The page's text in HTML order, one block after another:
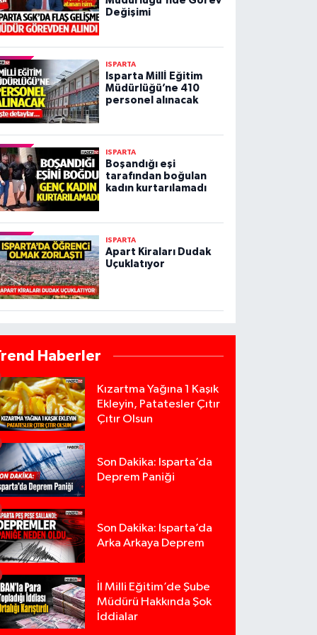
Değişimi
ISPARTA
Isparta Millİ Eğitim
Müdürlüğü’ne 410
personel alınacak
ISPARTA
Boşandığı eşi
tarafından boğulan
kadın kurtarılamadı
ISPARTA
Apart Kiraları Dudak
Uçuklatıyor
Haberler
Kızartma Yağına 1 Kaşık
Ekleyin, Patatesler Çıtır
Çıtır Olsun
Son Dakika: Isparta’da
Deprem Paniği
Son Dakika: Isparta’da
Arka Arkaya Deprem
İl Milli Eğitim’de Şube
Müdürü Hakkında Şok
İddialar